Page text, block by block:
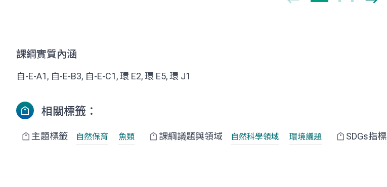
課綱實質內涵
自-E-A1, 自-E-B3, 自-E-C1, 環 E2, 環 E5, 環 J1
相關標籤：
主題標籤 自然保育 魚類 課綱議題與領域 自然科學領域 環境議題 SDGs指標